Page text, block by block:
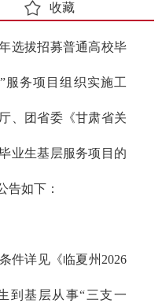
收藏
拔招募普通高校毕
服务项目组织实施工
、团省委《甘肃省关
业生基层服务项目的
告如下：
详见《临夏州2026
到基层从事“三支一